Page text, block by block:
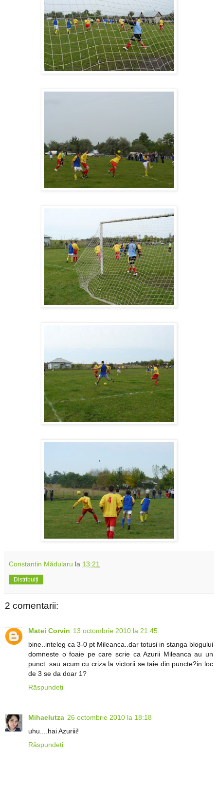
Constantin Mădularu la 13:21
Distribuiți
2 comentarii:
Matei Corvin 13 octombrie 2010 la 21:45
bine..inteleg ca 3-0 pt Mileanca..dar totusi in stanga blogului
domneste o foaie pe care scrie ca Azurii Mileanca au un
punct..sau acum cu criza la victorii se taie din puncte?in loc
de 3 se da doar 1?
Răspundeți
Mihaelutza 26 octombrie 2010 la 18:18
uhu....hai Azuriii!
Răspundeți